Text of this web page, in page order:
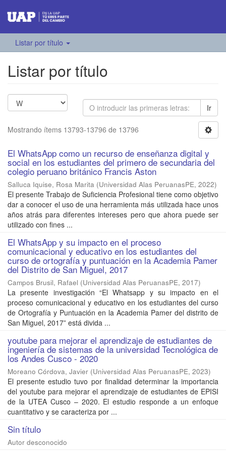
Listar por título
Listar por título
Ir
Mostrando ítems 13793-13796 de 13796
El WhatsApp como un recurso de enseñanza digital y
social en los estudiantes del primero de secundaria del
colegio peruano británico Francis Aston
Salluca Iquise, Rosa Marita (Universidad Alas PeruanasPE, 2022)
El presente Trabajo de Suficiencia Profesional tiene como objetivo
dar a conocer el uso de una herramienta más utilizada hace unos
años atrás para diferentes intereses pero que ahora puede ser
utilizado con fines ...
El WhatsApp y su impacto en el proceso
comunicacional y educativo en los estudiantes del
curso de ortografía y puntuación en la Academia Pamer
del Distrito de San Miguel, 2017
Campos Brusil, Rafael (Universidad Alas PeruanasPE, 2017)
La presente investigación “El Whatsapp y su impacto en el
proceso comunicacional y educativo en los estudiantes del curso
de Ortografía y Puntuación en la Academia Pamer del distrito de
San Miguel, 2017” está divida ...
youtube para mejorar el aprendizaje de estudiantes de
ingeniería de sistemas de la universidad Tecnológica de
los Andes Cusco - 2020
Moreano Córdova, Javier (Universidad Alas PeruanasPE, 2023)
El presente estudio tuvo por finalidad determinar la importancia
del youtube para mejorar el aprendizaje de estudiantes de EPISI
de la UTEA Cusco – 2020. El estudio responde a un enfoque
cuantitativo y se caracteriza por ...
Sin título
Autor desconocido